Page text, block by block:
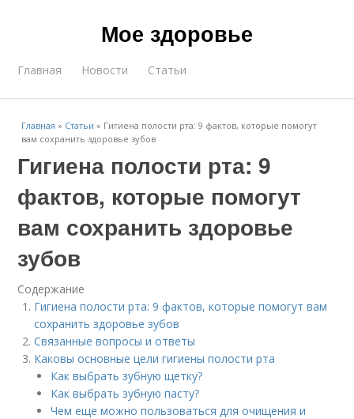
Мое здоровье
Главная Новости Статьи
Главная » Статьи » Гигиена полости рта: 9 фактов, которые помогут
вам сохранить здоровье зубов
Гигиена полости рта: 9
фактов, которые помогут
вам сохранить здоровье
зубов
Содержание
Гигиена полости рта: 9 фактов, которые помогут вам
сохранить здоровье зубов
Связанные вопросы и ответы
Каковы основные цели гигиены полости рта
Как выбрать зубную щетку?
Как выбрать зубную пасту?
Чем еще можно пользоваться для очищения и